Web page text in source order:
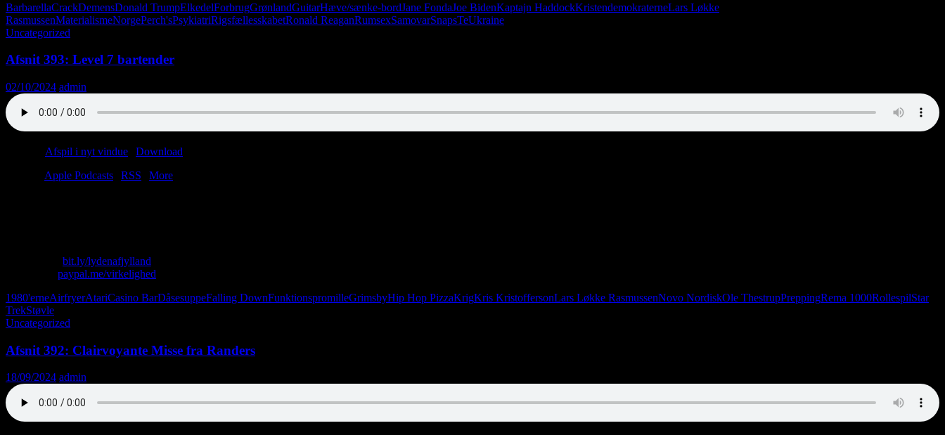
BarbarellaCrackDemensDonald TrumpElkedelForbrugGrønlandGuitarHæve/sænke-bordJane FondaJoe BidenKaptajn HaddockKristendemokraterneLars Løkke
RasmussenMaterialismeNorgePerch'sPsykiatriRigsfællesskabetRonald ReaganRumsexSamovarSnapsTeUkraine
Uncategorized
Afsnit 393: Level 7 bartender
02/10/2024 admin
Afspil i nyt vindue Download
Apple Podcasts RSS
More
bit.ly/lydenafjylland
paypal.me/virkelighed
1980'erneAirfryerAtariCasino BarDåsesuppeFalling DownFunktionspromilleGrimsbyHip Hop PizzaKrigKris KristoffersonLars Løkke RasmussenNovo NordiskOle ThestrupPreppingRema 1000RollespilStar
TrekStøvle
Uncategorized
Afsnit 392: Clairvoyante Misse fra Randers
18/09/2024 admin